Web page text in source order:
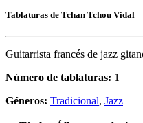
Tablaturas de Tchan Tchou Vidal
Guitarrista francés de jazz
Número de tablaturas: 1
Géneros: Tradicional, Jazz